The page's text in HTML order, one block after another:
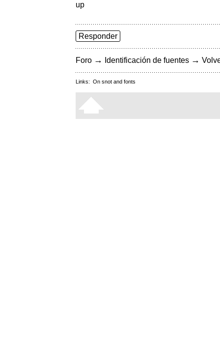
up
Responder
Foro → Identificación de fuentes →
Links: On snot and fonts